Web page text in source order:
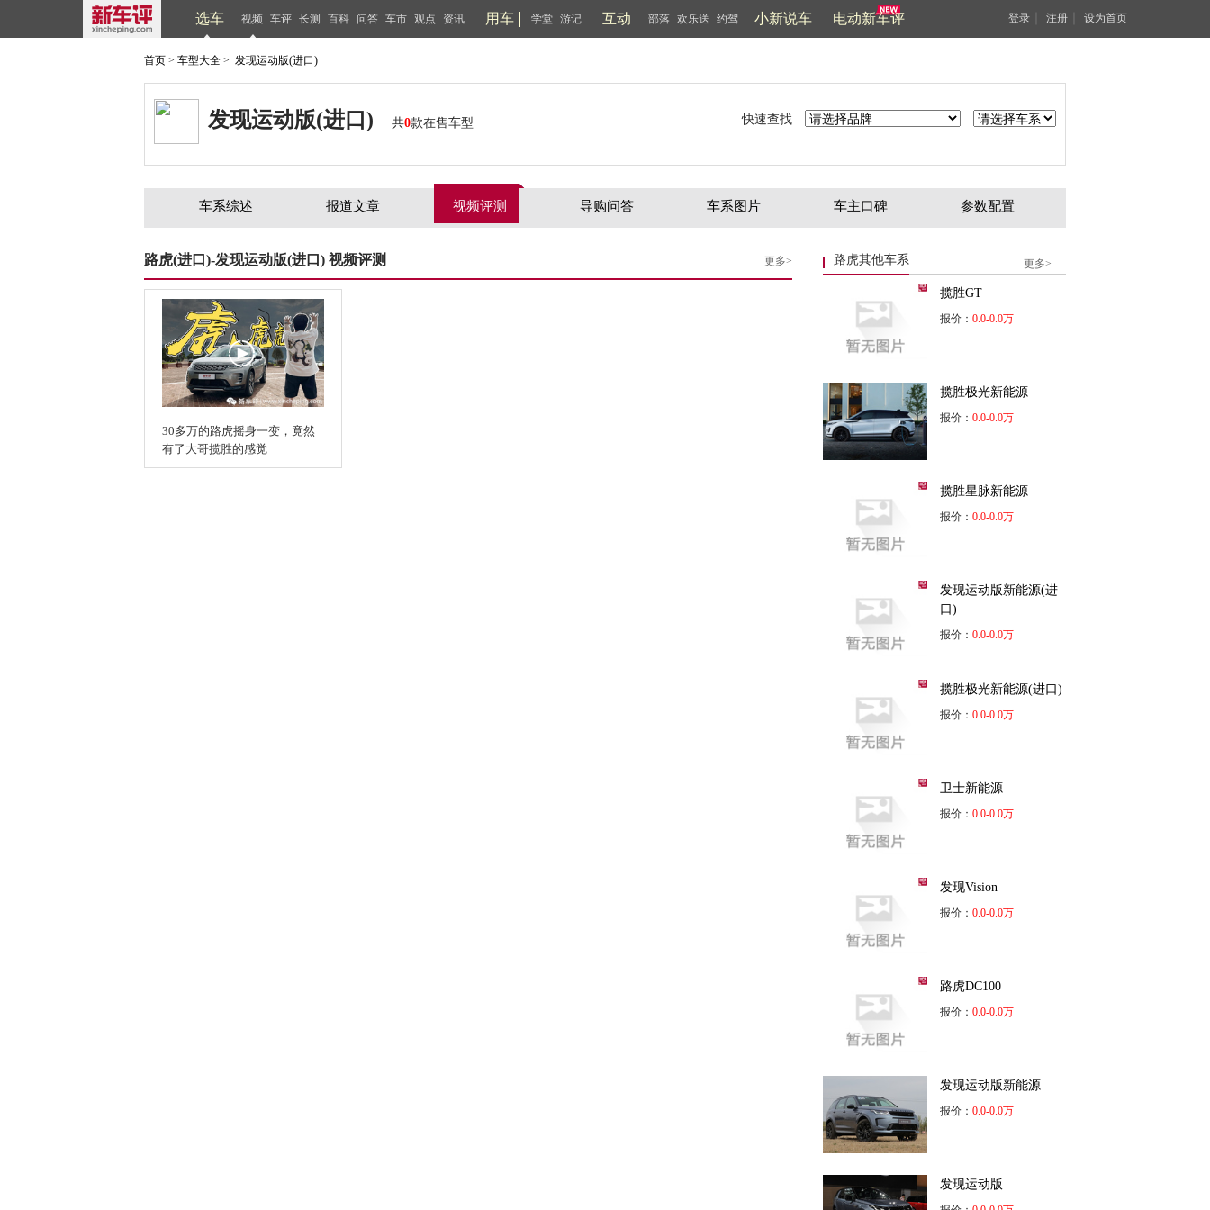
选车 视频 车评 长测 百科 问答 车市 观点 资讯 用车 学堂 游记 互动 部落 欢乐送 约驾 小新说车 电动新车评 登录 注册 设为首页
首页 > 车型大全 > 发现运动版(进口)
发现运动版(进口) 共0款在售车型 快速查找
车系综述 报道文章 视频评测 导购问答 车系图片 车主口碑 参数配置
更多>
路虎(进口)-发现运动版(进口) 视频评测
30多万的路虎摇身一变，竟然
有了大哥揽胜的感觉
路虎其他车系 更多>
揽胜GT
报价： 0.0-0.0万
揽胜极光新能源
报价： 0.0-0.0万
揽胜星脉新能源
报价： 0.0-0.0万
发现运动版新能源(进
口)
报价： 0.0-0.0万
揽胜极光新能源(进口)
报价： 0.0-0.0万
卫士新能源
报价： 0.0-0.0万
发现Vision
报价： 0.0-0.0万
路虎DC100
报价： 0.0-0.0万
发现运动版新能源
报价： 0.0-0.0万
发现运动版